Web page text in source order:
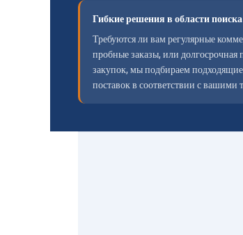
Гибкие решения в области поиска
Требуются ли вам регулярные
пробные заказы, или долгосрочная
закупок, мы подбираем
поставок в соответствии с вашими